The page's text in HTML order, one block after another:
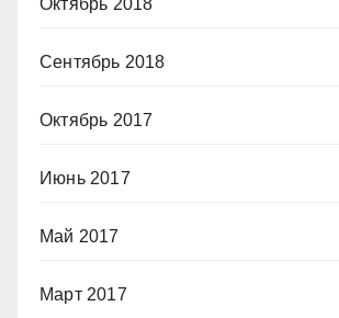
Сентябрь 2018
Октябрь 2017
Июнь 2017
Май 2017
Март 2017